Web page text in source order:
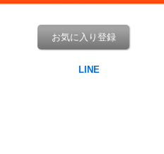
お気に入り登録